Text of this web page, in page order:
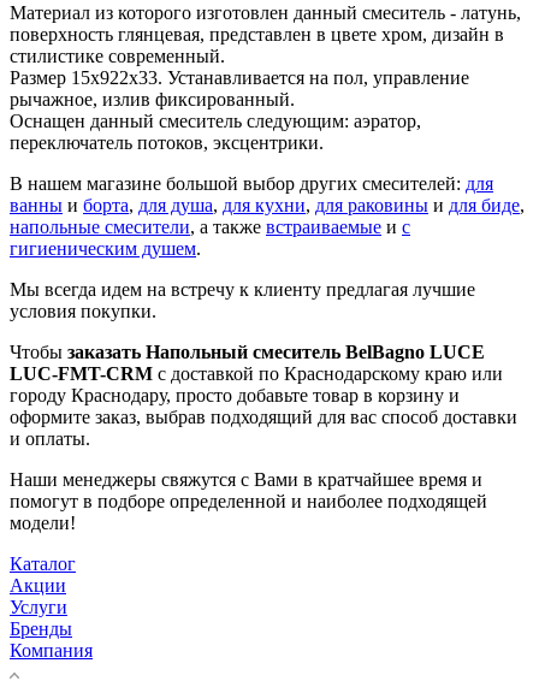
Материал из которого изготовлен данный смеситель - латунь,
поверхность глянцевая, представлен в цвете хром, дизайн в
стилистике современный.
Размер 15x922x33. Устанавливается на пол, управление
рычажное, излив фиксированный.
Оснащен данный смеситель следующим: аэратор,
переключатель потоков, эксцентрики.
В нашем магазине большой выбор других смесителей: для
ванны и борта, для душа, для кухни, для раковины и для биде,
напольные смесители, а также встраиваемые и с
гигиеническим душем.
Мы всегда идем на встречу к клиенту предлагая лучшие
условия покупки.
Чтобы заказать Напольный смеситель BelBagno LUCE
LUC-FMT-CRM с доставкой по Краснодарскому краю или
городу Краснодару, просто добавьте товар в корзину и
оформите заказ, выбрав подходящий для вас способ доставки
и оплаты.
Наши менеджеры свяжутся с Вами в кратчайшее время и
помогут в подборе определенной и наиболее подходящей
модели!
Каталог
Акции
Услуги
Бренды
Компания